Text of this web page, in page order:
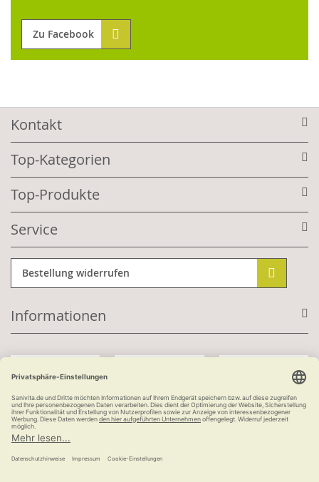
Zu Facebook
Kontakt
Top-Kategorien
Top-Produkte
Service
Bestellung widerrufen
Informationen
Kauf auf Rechnung